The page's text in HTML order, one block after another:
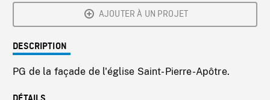
AJOUTER À UN PROJET
DESCRIPTION
PG de la façade de l'église Saint-Pierre-Apôtre.